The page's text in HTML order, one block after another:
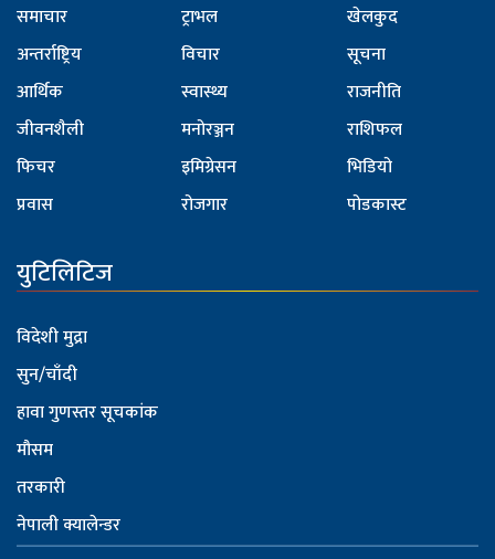
समाचार
अन्तर्राष्ट्रिय
आर्थिक
जीवनशैली
फिचर
प्रवास
ट्राभल
विचार
स्वास्थ्य
मनोरञ्जन
इमिग्रेसन
रोजगार
खेलकुद
सूचना
राजनीति
राशिफल
भिडियो
पोडकास्ट
युटिलिटिज
विदेशी मुद्रा
सुन/चाँदी
हावा गुणस्तर सूचकांक
मौसम
तरकारी
नेपाली क्यालेन्डर